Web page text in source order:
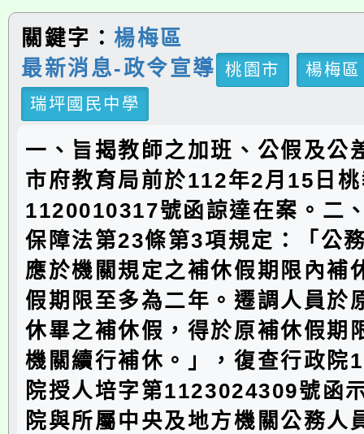
關鍵字： 楊梅區
最新消息-政令宣導
桃園市
楊梅區
瑞坪國民中學
一、旨揭教師之加班、公假及公
市府教育局前於112年2月15日
1120010317號函諒達在案。二
保障法第23條第3項規定：「公
應於機關規定之補休假期限內補
假期限至多為二年。遷調人員於
休畢之補休假，得於原補休假期
機關續行補休。」，復查行政院
院授人培字第1123024309號函
院與所屬中央及地方機關公務人